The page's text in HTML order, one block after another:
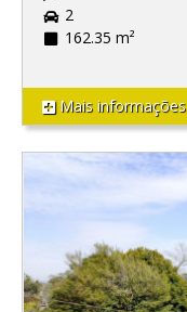
2
162.35 m²
Mais informações